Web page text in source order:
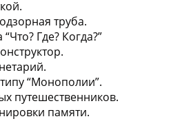
труба.
Где? Когда?”
“Монополии”.
путешественников.
памяти.